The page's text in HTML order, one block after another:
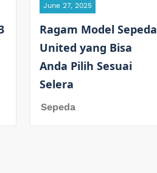
June 27, 2025
Ragam Model Sepeda
United yang Bisa
Anda Pilih Sesuai
Selera
Sepeda